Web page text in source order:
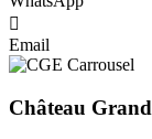
Email
Château